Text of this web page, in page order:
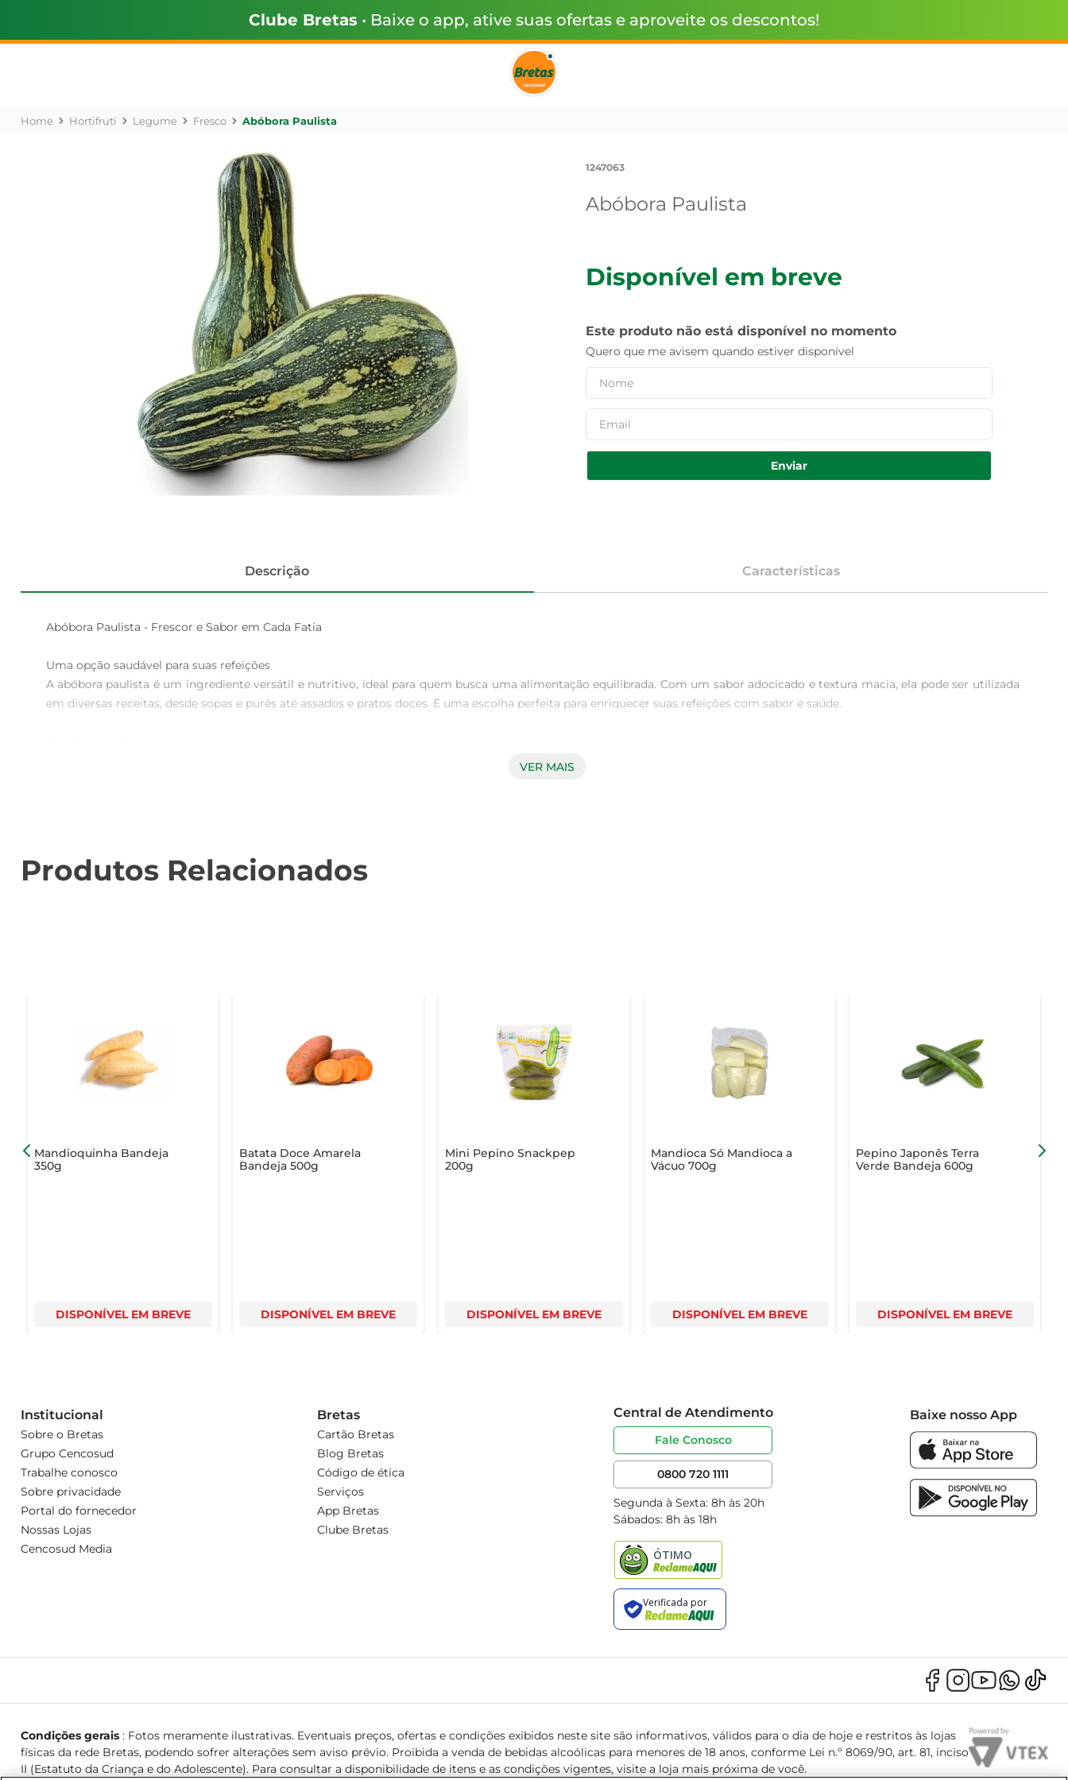
Clube Bretas • Baixe o app, ative suas ofertas e aproveite os descontos!
Hortifruti Legume Fresco Abóbora Paulista
1247063
Abóbora Paulista
Disponível em breve
Este produto não está disponível no momento
Quero que me avisem quando estiver disponível
Enviar
Descrição Características
Abóbora Paulista - Frescor e Sabor em Cada Fatia
Uma opção saudável para suas refeições
A abóbora paulista é um ingrediente versátil e nutritivo, ideal para quem busca uma alimentação equilibrada. Com um sabor adocicado e textura macia, ela pode ser utilizada
em diversas receitas, desde sopas e purês até assados e pratos doces. É uma escolha perfeita para enriquecer suas refeições com sabor e saúde.
Este tipo de abóbora é rico em vitaminas e minerais, como a vitamina A, que contribui para a saúde ocular, e o potássio, que é essencial para o funcionamento adequado do
Experimente adicionar a abóbora paulista em suas receitas de sopas, onde ela traz cremosidade e um toque adocicado. Também é possível assá-la com ervas e especiarias,
criando um acompanhamento saboroso para carnes e grãos. Para quem gosta de doces, a abóbora pode ser utilizada em bolos e tortas, proporcionando um sabor especial e
VER MAIS
Produtos Relacionados
Mandioquinha Bandeja
350g
DISPONÍVEL EM BREVE
Batata Doce Amarela
Bandeja 500g
DISPONÍVEL EM BREVE
Mini Pepino Snackpep
200g
DISPONÍVEL EM BREVE
Mandioca Só Mandioca a
Vácuo 700g
DISPONÍVEL EM BREVE
Pepino Japonês Terra
Verde Bandeja 600g
DISPONÍVEL EM BREVE
Institucional
Sobre o Bretas
Grupo Cencosud
Trabalhe conosco
Sobre privacidade
Portal do fornecedor
Nossas Lojas
Cencosud Media
Bretas
Cartão Bretas
Blog Bretas
Código de ética
Serviços
App Bretas
Clube Bretas
Central de Atendimento
Fale Conosco
0800 720 1111
Segunda à Sexta: 8h às 20h
Sábados: 8h às 18h
Baixe nosso App
Condições gerais: Fotos meramente ilustrativas. Eventuais preços, ofertas e condições exibidos neste site são informativos, válidos para o dia de hoje e restritos às lojas
físicas da rede Bretas, podendo sofrer alterações sem aviso prévio. Proibida a venda de bebidas alcoólicas para menores de 18 anos, conforme Lei n.º 8069/90, art. 81, inciso
II (Estatuto da Criança e do Adolescente). Para consultar a disponibilidade de itens e as condições vigentes, visite a loja mais próxima de você.